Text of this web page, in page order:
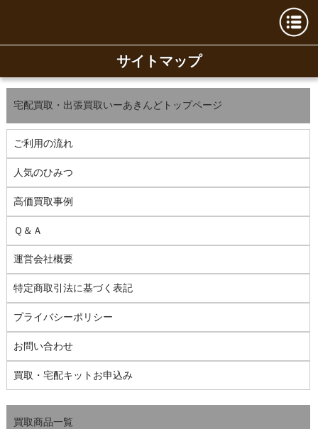
サイトマップ
宅配買取・出張買取いーあきんどトップページ
ご利用の流れ
人気のひみつ
高価買取事例
Ｑ＆Ａ
運営会社概要
特定商取引法に基づく表記
プライバシーポリシー
お問い合わせ
買取・宅配キットお申込み
買取商品一覧